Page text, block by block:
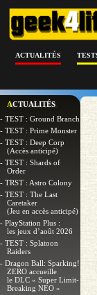
ACTUALITÉS
ACTUALITÉS
- TEST : Ground Branch
- TEST : Prime Monster
- TEST : Deep Corp
(Accès anticipé)
- TEST : Shards of
Order
- TRST : Astro Colony
- TEST : The Last
Caretaker
(Jeu en accès anticipé)
- PlayStation Plus :
les jeux d’août 2026
- TEST : Splatoon
Raiders
- Dragon Ball: Sparking!
ZERO accueille
le DLC « Super Limit-
Breaking NEO »